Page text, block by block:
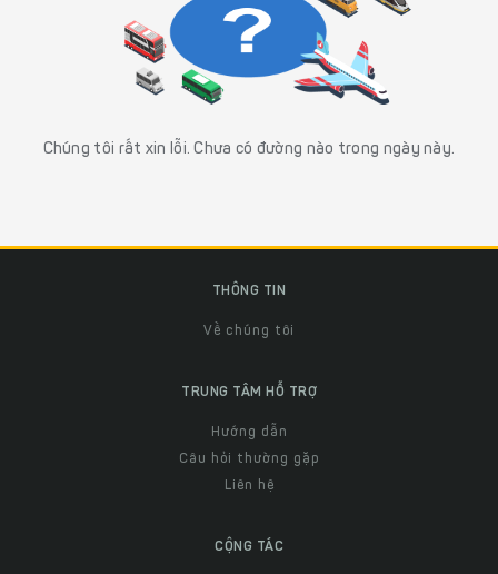
Chúng tôi rất xin lỗi. Chưa có đường nào trong ngày này.
THÔNG TIN
Về chúng tôi
TRUNG TÂM HỖ TRỢ
Hướng dẫn
Câu hỏi thường gặp
Liên hệ
CỘNG TÁC